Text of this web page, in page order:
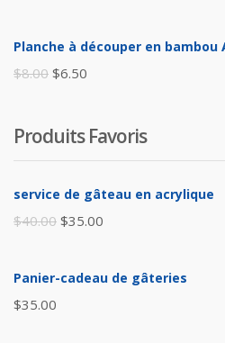
initial
Planche à découper en bambou
$8.00 Le
était :
$6.50
est :
Produits Favoris
service de gâteau en acrylique
$40.00 Le
initial
$35.00
actuel
Panier-cadeau de gâteries
$35.00